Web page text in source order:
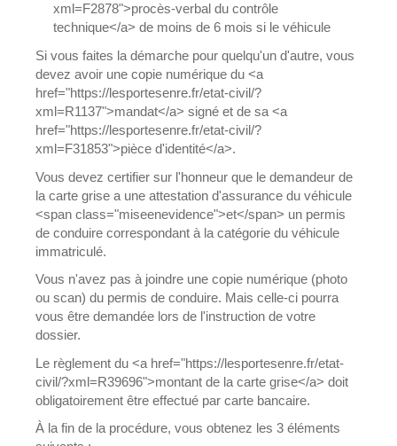
xml=F2878">procès-verbal du contrôle
technique</a> de moins de 6 mois si le véhicule
Si vous faites la démarche pour quelqu'un d'autre, vous
devez avoir une copie numérique du <a
href="https://lesportesenre.fr/etat-civil/?
xml=R1137">mandat</a> signé et de sa <a
href="https://lesportesenre.fr/etat-civil/?
xml=F31853">pièce d'identité</a>.
Vous devez certifier sur l'honneur que le demandeur de
la carte grise a une attestation d'assurance du véhicule
<span class="miseenevidence">et</span> un permis
de conduire correspondant à la catégorie du véhicule
immatriculé.
Vous n'avez pas à joindre une copie numérique (photo
ou scan) du permis de conduire. Mais celle-ci pourra
vous être demandée lors de l'instruction de votre
dossier.
Le règlement du <a href="https://lesportesenre.fr/etat-
civil/?xml=R39696">montant de la carte grise</a> doit
obligatoirement être effectué par carte bancaire.
À la fin de la procédure, vous obtenez les 3 éléments